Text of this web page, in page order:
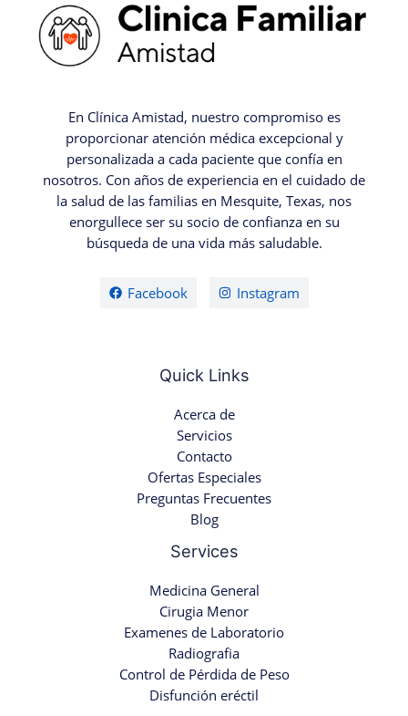
En Clínica Amistad, nuestro compromiso es
proporcionar atención médica excepcional y
personalizada a cada paciente que confía en
nosotros. Con años de experiencia en el cuidado de
la salud de las familias en Mesquite, Texas, nos
enorgullece ser su socio de confianza en su
búsqueda de una vida más saludable.
Facebook Instagram
Quick Links
Acerca de
Servicios
Contacto
Ofertas Especiales
Preguntas Frecuentes
Blog
Services
Medicina General
Cirugia Menor
Examenes de Laboratorio
Radiografia
Control de Pérdida de Peso
Disfunción eréctil